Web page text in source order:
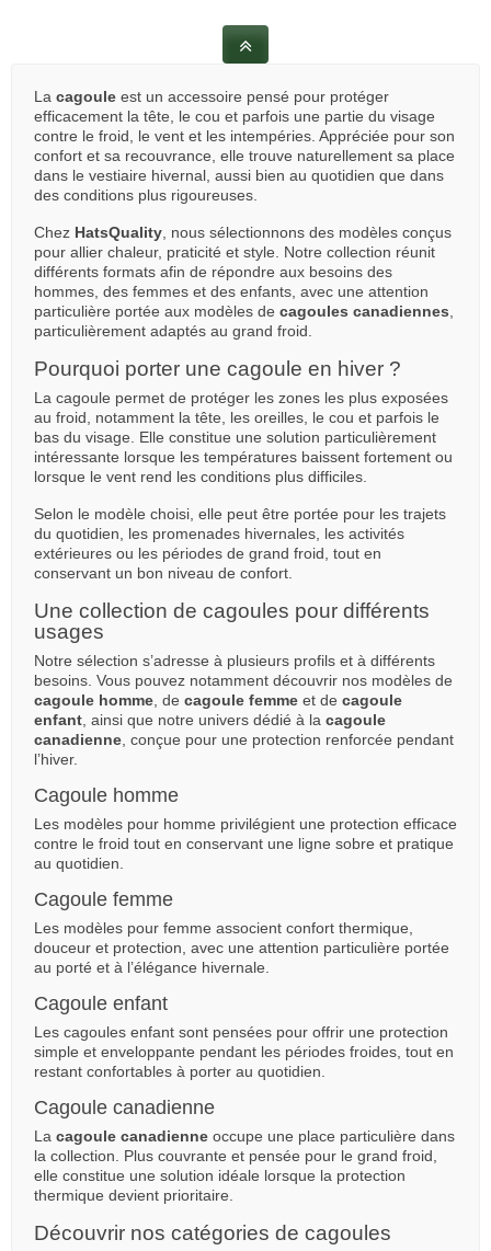
La cagoule est un accessoire pensé pour protéger
efficacement la tête, le cou et parfois une partie du visage
contre le froid, le vent et les intempéries. Appréciée pour son
confort et sa recouvrance, elle trouve naturellement sa place
dans le vestiaire hivernal, aussi bien au quotidien que dans
des conditions plus rigoureuses.
Chez HatsQuality , nous sélectionnons des modèles conçus
pour allier chaleur, praticité et style. Notre collection réunit
différents formats afin de répondre aux besoins des
hommes, des femmes et des enfants, avec une attention
particulière portée aux modèles de cagoules canadiennes
particulièrement adaptés au grand froid.
Pourquoi porter une cagoule en hiver ?
La cagoule permet de protéger les zones les plus exposées
au froid, notamment la tête, les oreilles, le cou et parfois le
bas du visage. Elle constitue une solution particulièrement
intéressante lorsque les températures baissent fortement ou
lorsque le vent rend les conditions plus difficiles.
Selon le modèle choisi, elle peut être portée pour les trajets
du quotidien, les promenades hivernales, les activités
extérieures ou les périodes de grand froid, tout en
conservant un bon niveau de confort.
Une collection de cagoules pour différents
usages
Notre sélection s’adresse à plusieurs profils et à différents
besoins. Vous pouvez notamment découvrir nos modèles de
cagoule homme , de cagoule femme et de cagoule
enfant , ainsi que notre univers dédié à la cagoule
canadienne , conçue pour une protection renforcée pendant
l’hiver.
Cagoule homme
Les modèles pour homme privilégient une protection efficace
contre le froid tout en conservant une ligne sobre et pratique
au quotidien.
Cagoule femme
Les modèles pour femme associent confort thermique,
douceur et protection, avec une attention particulière portée
au porté et à l’élégance hivernale.
Cagoule enfant
Les cagoules enfant sont pensées pour offrir une protection
simple et enveloppante pendant les périodes froides, tout en
restant confortables à porter au quotidien.
Cagoule canadienne
La cagoule canadienne occupe une place particulière dans
la collection. Plus couvrante et pensée pour le grand froid,
elle constitue une solution idéale lorsque la protection
thermique devient prioritaire.
Découvrir nos catégories de cagoules